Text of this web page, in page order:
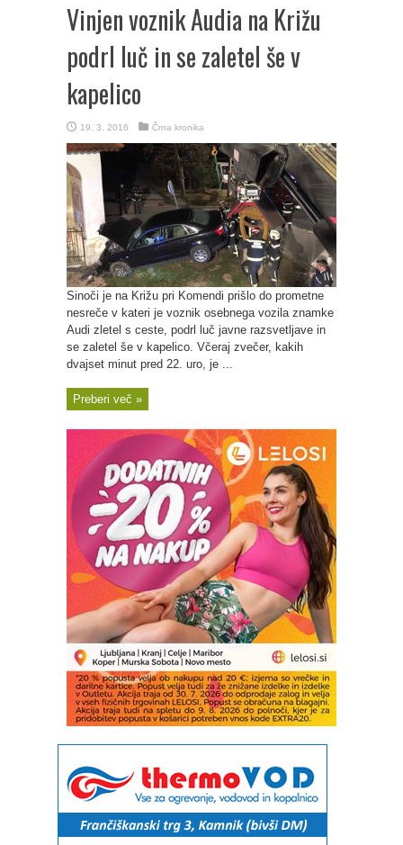
Vinjen voznik Audia na Križu
podrl luč in se zaletel še v
kapelico
19. 3. 2016 Črna kronika
Sinoči je na Križu pri Komendi prišlo do prometne
nesreče v kateri je voznik osebnega vozila znamke
Audi zletel s ceste, podrl luč javne razsvetljave in
se zaletel še v kapelico. Včeraj zvečer, kakih
dvajset minut pred 22. uro, je ...
Preberi več »